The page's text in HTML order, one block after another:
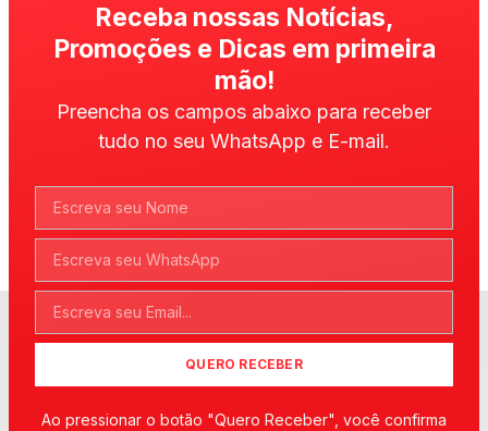
Receba nossas Notícias,
Promoções e Dicas em primeira
mão!
Preencha os campos abaixo para receber
tudo no seu WhatsApp e E-mail.
QUERO RECEBER
Ao pressionar o botão "Quero Receber", você confirma